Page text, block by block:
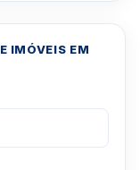
IMÓVEIS EM